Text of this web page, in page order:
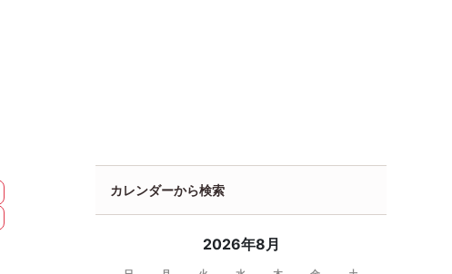
カレンダーから検索
2026年8月